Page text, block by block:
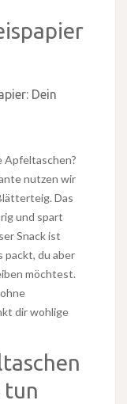
Dein
Apfeltaschen?
nutzen wir
Das
und spart
Snack ist
packt, du aber
möchtest.
dir wohlige
tun